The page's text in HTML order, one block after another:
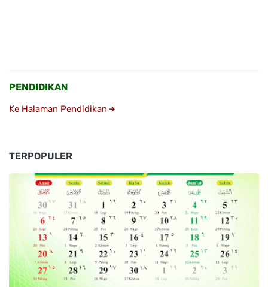
PENDIDIKAN
Ke Halaman Pendidikan
TERPOPULER